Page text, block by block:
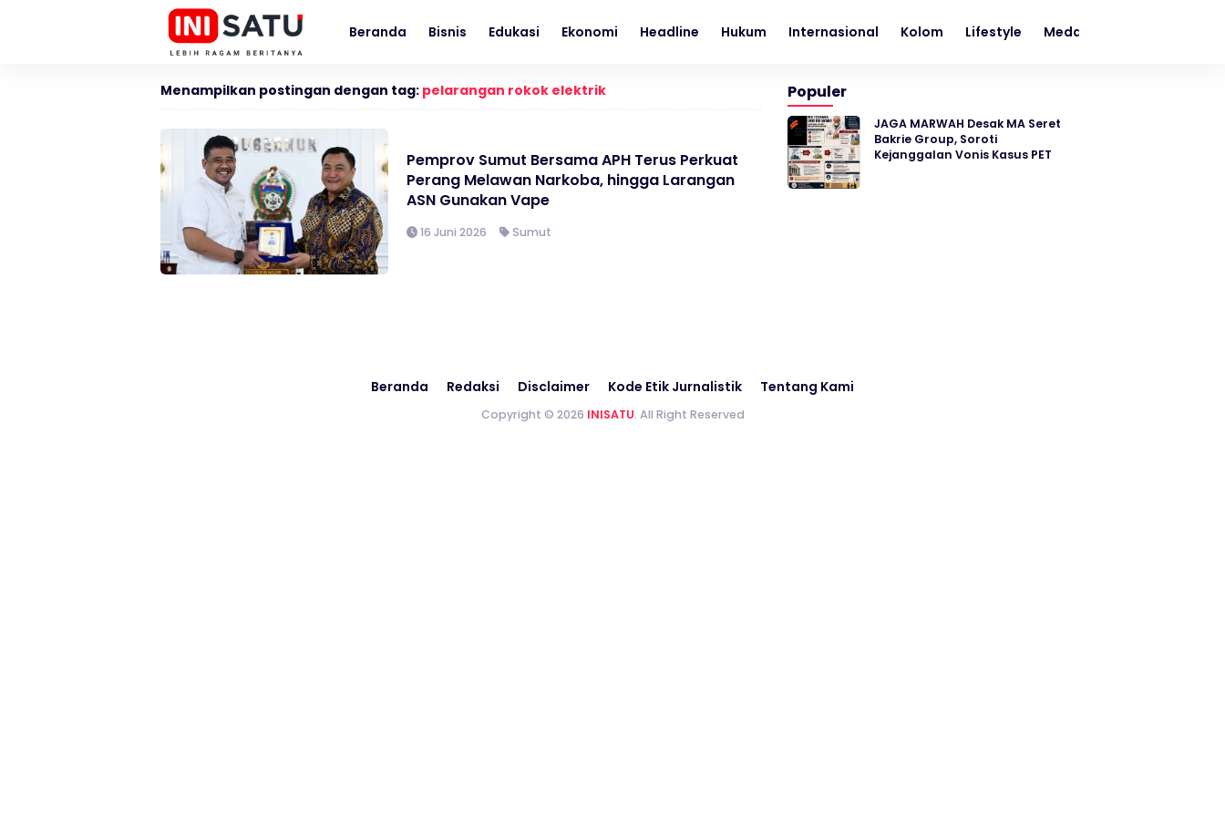
Beranda Bisnis Edukasi Ekonomi Headline Hukum Internasional Kolom Lifestyle Medan
Menampilkan postingan dengan tag: pelarangan rokok elektrik
Pemprov Sumut Bersama APH Terus Perkuat
Perang Melawan Narkoba, hingga Larangan
ASN Gunakan Vape
16 Juni 2026 Sumut
Populer
JAGA MARWAH Desak MA Seret
Bakrie Group, Soroti
Kejanggalan Vonis Kasus PET
Beranda Redaksi Disclaimer Kode Etik Jurnalistik Tentang Kami
Copyright © 2026 INISATU. All Right Reserved